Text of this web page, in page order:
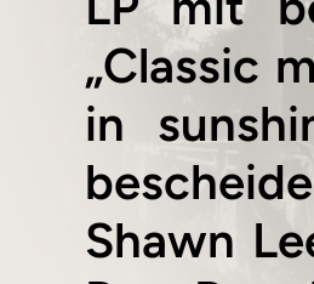
„Classic
in
Shawn